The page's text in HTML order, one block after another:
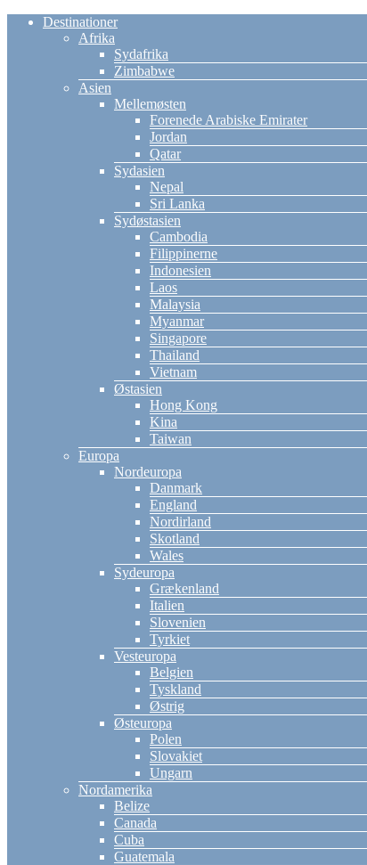
Destinationer
Afrika
Sydafrika
Zimbabwe
Asien
Mellemøsten
Forenede Arabiske Emirater
Jordan
Qatar
Sydasien
Nepal
Sri Lanka
Sydøstasien
Cambodia
Filippinerne
Indonesien
Laos
Malaysia
Myanmar
Singapore
Thailand
Vietnam
Østasien
Hong Kong
Kina
Taiwan
Europa
Nordeuropa
Danmark
England
Nordirland
Skotland
Wales
Sydeuropa
Grækenland
Italien
Slovenien
Tyrkiet
Vesteuropa
Belgien
Tyskland
Østrig
Østeuropa
Polen
Slovakiet
Ungarn
Nordamerika
Belize
Canada
Cuba
Guatemala